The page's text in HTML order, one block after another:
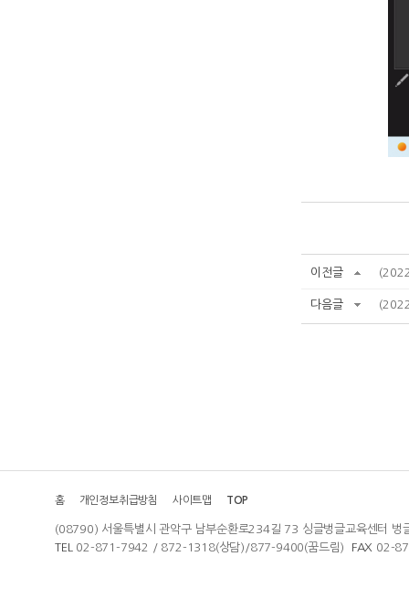
이전글
다음글
홈 개인정보취급방침 사이트맵 TOP
(08790) 서울특별시 관악구 남부순환로234길 73 싱글벙글교육센터 벙
TEL
02-871-7942 / 872-1318(상담)/877-9400(꿈드림) FAX 02-